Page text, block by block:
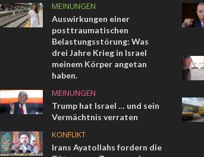
MEINUNGEN
Auswirkungen einer
posttraumatischen
Belastungsstörung: Was
drei Jahre Krieg in Israel
meinem Körper angetan
haben.
MEINUNGEN
Trump hat Israel … und sein
Vermächtnis verraten
KONFLIKT
Irans Ayatollahs fordern die